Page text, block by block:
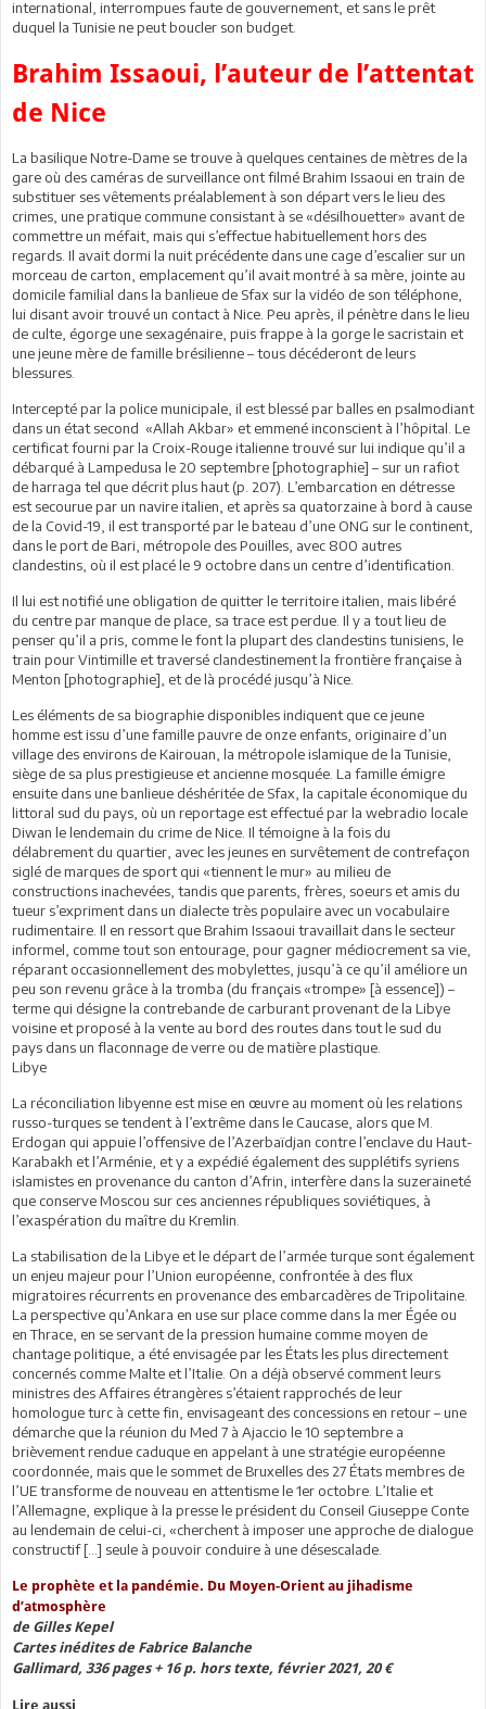
international, interrompues faute de gouvernement, et sans le prêt
duquel la Tunisie ne peut boucler son budget.
Brahim Issaoui, l’auteur de l’attentat
de Nice
La basilique Notre-Dame se trouve à quelques centaines de mètres de la
gare où des caméras de surveillance ont filmé Brahim Issaoui en train de
substituer ses vêtements préalablement à son départ vers le lieu des
crimes, une pratique commune consistant à se «désilhouetter» avant de
commettre un méfait, mais qui s’effectue habituellement hors des
regards. Il avait dormi la nuit précédente dans une cage d’escalier sur un
morceau de carton, emplacement qu’il avait montré à sa mère, jointe au
domicile familial dans la banlieue de Sfax sur la vidéo de son téléphone,
lui disant avoir trouvé un contact à Nice. Peu après, il pénètre dans le lieu
de culte, égorge une sexagénaire, puis frappe à la gorge le sacristain et
une jeune mère de famille brésilienne – tous décéderont de leurs
blessures.
Intercepté par la police municipale, il est blessé par balles en psalmodiant
dans un état second «Allah Akbar» et emmené inconscient à l’hôpital. Le
certificat fourni par la Croix-Rouge italienne trouvé sur lui indique qu’il a
débarqué à Lampedusa le 20 septembre [photographie] – sur un rafiot
de harraga tel que décrit plus haut (p. 207). L’embarcation en détresse
est secourue par un navire italien, et après sa quatorzaine à bord à cause
de la Covid-19, il est transporté par le bateau d’une ONG sur le continent,
dans le port de Bari, métropole des Pouilles, avec 800 autres
clandestins, où il est placé le 9 octobre dans un centre d’identification.
Il lui est notifié une obligation de quitter le territoire italien, mais libéré
du centre par manque de place, sa trace est perdue. Il y a tout lieu de
penser qu’il a pris, comme le font la plupart des clandestins tunisiens, le
train pour Vintimille et traversé clandestinement la frontière française à
Menton [photographie], et de là procédé jusqu’à Nice.
Les éléments de sa biographie disponibles indiquent que ce jeune
homme est issu d’une famille pauvre de onze enfants, originaire d’un
village des environs de Kairouan, la métropole islamique de la Tunisie,
siège de sa plus prestigieuse et ancienne mosquée. La famille émigre
ensuite dans une banlieue déshéritée de Sfax, la capitale économique du
littoral sud du pays, où un reportage est effectué par la webradio locale
Diwan le lendemain du crime de Nice. Il témoigne à la fois du
délabrement du quartier, avec les jeunes en survêtement de contrefaçon
siglé de marques de sport qui «tiennent le mur» au milieu de
constructions inachevées, tandis que parents, frères, soeurs et amis du
tueur s’expriment dans un dialecte très populaire avec un vocabulaire
rudimentaire. Il en ressort que Brahim Issaoui travaillait dans le secteur
informel, comme tout son entourage, pour gagner médiocrement sa vie,
réparant occasionnellement des mobylettes, jusqu’à ce qu’il améliore un
peu son revenu grâce à la tromba (du français «trompe» [à essence]) –
terme qui désigne la contrebande de carburant provenant de la Libye
voisine et proposé à la vente au bord des routes dans tout le sud du
pays dans un flaconnage de verre ou de matière plastique.
Libye
La réconciliation libyenne est mise en œuvre au moment où les relations
russo-turques se tendent à l’extrême dans le Caucase, alors que M.
Erdogan qui appuie l’offensive de l’Azerbaïdjan contre l’enclave du Haut-
Karabakh et l’Arménie, et y a expédié également des supplétifs syriens
islamistes en provenance du canton d’Afrin, interfère dans la suzeraineté
que conserve Moscou sur ces anciennes républiques soviétiques, à
l’exaspération du maître du Kremlin.
La stabilisation de la Libye et le départ de l’armée turque sont également
un enjeu majeur pour l’Union européenne, confrontée à des flux
migratoires récurrents en provenance des embarcadères de Tripolitaine.
La perspective qu’Ankara en use sur place comme dans la mer Égée ou
en Thrace, en se servant de la pression humaine comme moyen de
chantage politique, a été envisagée par les États les plus directement
concernés comme Malte et l’Italie. On a déjà observé comment leurs
ministres des Affaires étrangères s’étaient rapprochés de leur
homologue turc à cette fin, envisageant des concessions en retour – une
démarche que la réunion du Med 7 à Ajaccio le 10 septembre a
brièvement rendue caduque en appelant à une stratégie européenne
coordonnée, mais que le sommet de Bruxelles des 27 États membres de
l’UE transforme de nouveau en attentisme le 1er octobre. L’Italie et
l’Allemagne, explique à la presse le président du Conseil Giuseppe Conte
au lendemain de celui-ci, «cherchent à imposer une approche de dialogue
constructif […] seule à pouvoir conduire à une désescalade.
Le prophète et la pandémie. Du Moyen-Orient au jihadisme
d’atmosphère
de Gilles Kepel
Cartes inédites de Fabrice Balanche
Gallimard, 336 pages + 16 p. hors texte, février 2021, 20 €
Lire aussi